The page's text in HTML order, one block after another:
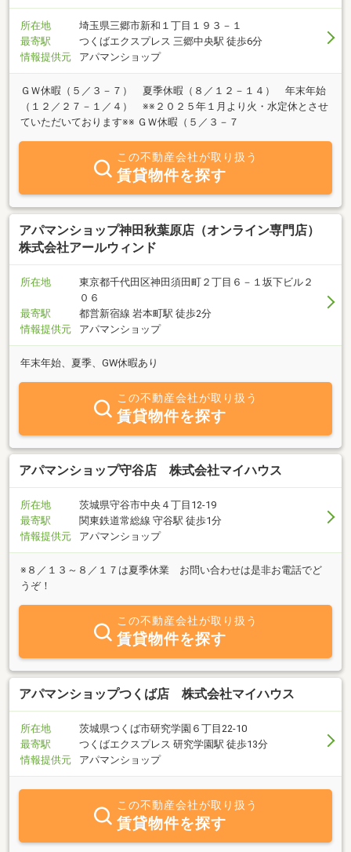
所在地
埼玉県三郷市新和１丁目１９３－１
最寄駅
つくばエクスプレス 三郷中央駅 徒歩6分
情報提供元
アパマンショップ
ＧＷ休暇（５／３－７） 夏季休暇（８／１２－１４） 年末年始
（１２／２７－１／４） ※※２０２５年１月より火・水定休とさせ
ていただいております※※ ＧＷ休暇（５／３－７
この不動産会社が取り扱う
賃貸物件を探す
アパマンショップ神田秋葉原店（オンライン専門店）
株式会社アールウィンド
所在地
東京都千代田区神田須田町２丁目６－１坂下ビル２
０６
最寄駅
都営新宿線 岩本町駅 徒歩2分
情報提供元
アパマンショップ
年末年始、夏季、GW休暇あり
この不動産会社が取り扱う
賃貸物件を探す
アパマンショップ守谷店 株式会社マイハウス
所在地
茨城県守谷市中央４丁目12-19
最寄駅
関東鉄道常総線 守谷駅 徒歩1分
情報提供元
アパマンショップ
※８／１３～８／１７は夏季休業 お問い合わせは是非お電話でど
うぞ！
この不動産会社が取り扱う
賃貸物件を探す
アパマンショップつくば店 株式会社マイハウス
所在地
茨城県つくば市研究学園６丁目22-10
最寄駅
つくばエクスプレス 研究学園駅 徒歩13分
情報提供元
アパマンショップ
この不動産会社が取り扱う
賃貸物件を探す